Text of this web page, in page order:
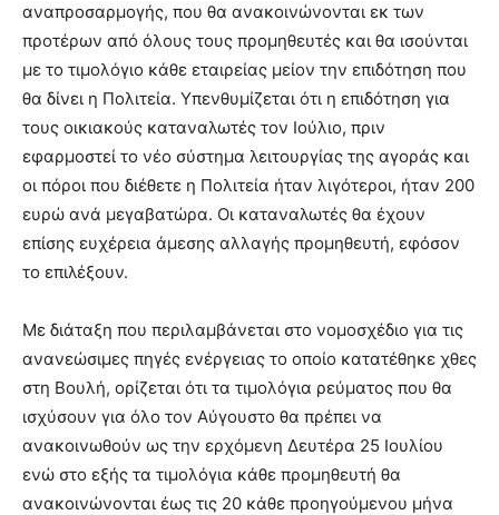
αναπροσαρμογής, που θα ανακοινώνονται εκ των
προτέρων από όλους τους προμηθευτές και θα ισούνται
με το τιμολόγιο κάθε εταιρείας μείον την επιδότηση που
θα δίνει η Πολιτεία. Υπενθυμίζεται ότι η επιδότηση για
τους οικιακούς καταναλωτές τον Ιούλιο, πριν
εφαρμοστεί το νέο σύστημα λειτουργίας της αγοράς και
οι πόροι που διέθετε η Πολιτεία ήταν λιγότεροι, ήταν 200
ευρώ ανά μεγαβατώρα. Οι καταναλωτές θα έχουν
επίσης ευχέρεια άμεσης αλλαγής προμηθευτή, εφόσον
το επιλέξουν.
Με διάταξη που περιλαμβάνεται στο νομοσχέδιο για τις
ανανεώσιμες πηγές ενέργειας το οποίο κατατέθηκε χθες
στη Βουλή, ορίζεται ότι τα τιμολόγια ρεύματος που θα
ισχύσουν για όλο τον Αύγουστο θα πρέπει να
ανακοινωθούν ως την ερχόμενη Δευτέρα 25 Ιουλίου
ενώ στο εξής τα τιμολόγια κάθε προμηθευτή θα
ανακοινώνονται έως τις 20 κάθε προηγούμενου μήνα